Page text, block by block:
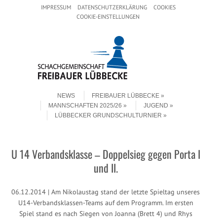
IMPRESSUM DATENSCHUTZERKLÄRUNG
COOKIES
COOKIE-EINSTELLUNGEN
NEWS
FREIBAUER LÜBBECKE
MANNSCHAFTEN 2025/26
JUGEND
LÜBBECKER GRUNDSCHULTURNIER
U 14 Verbandsklasse – Doppelsieg gegen Porta I
und II.
06.12.2014 | Am Nikolaustag stand der letzte Spieltag unseres
U14-Verbandsklassen-Teams auf dem Programm. Im ersten
Spiel stand es nach Siegen von Joanna (Brett 4) und Rhys